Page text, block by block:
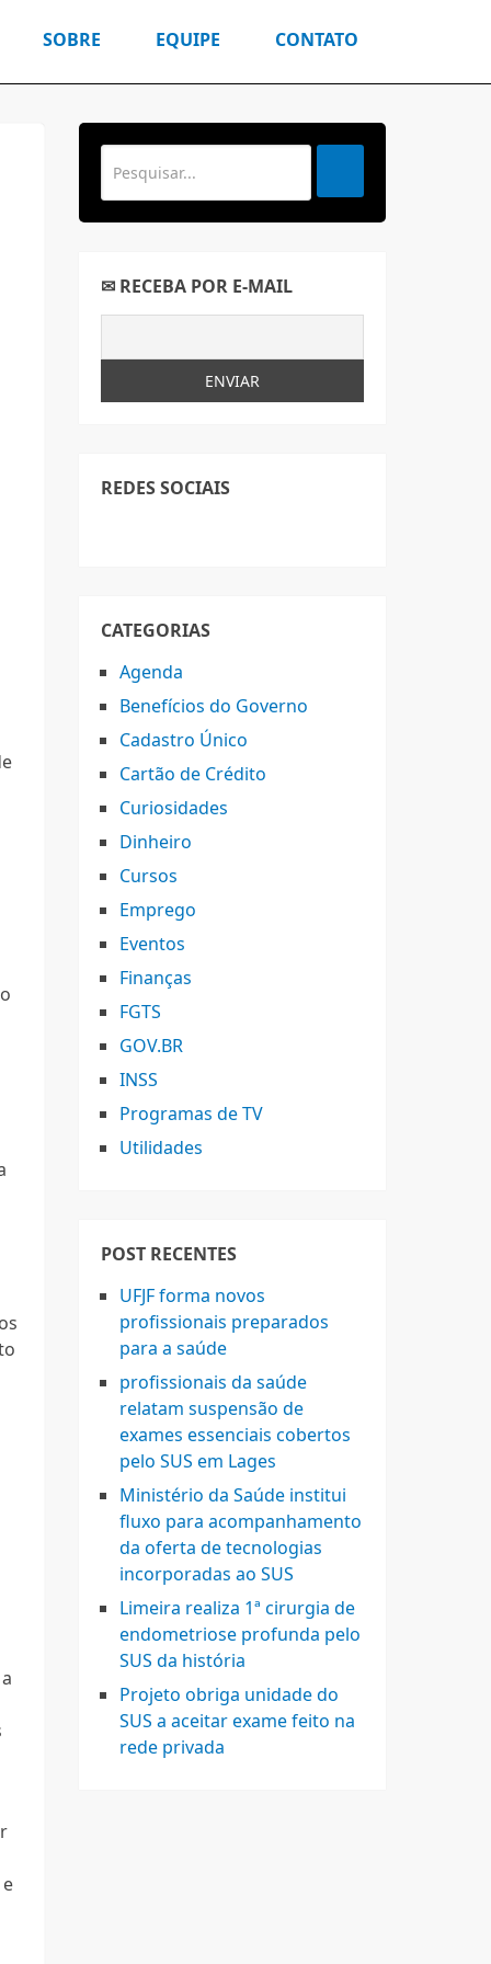
SOBRE EQUIPE CONTATO
✉ RECEBA POR E-MAIL
REDES SOCIAIS
CATEGORIAS
Agenda
Benefícios do Governo
Cadastro Único
Cartão de Crédito
Curiosidades
Dinheiro
Cursos
Emprego
Eventos
Finanças
FGTS
GOV.BR
INSS
Programas de TV
Utilidades
POST RECENTES
UFJF forma novos
profissionais preparados
para a saúde
profissionais da saúde
relatam suspensão de
exames essenciais cobertos
pelo SUS em Lages
Ministério da Saúde institui
fluxo para acompanhamento
da oferta de tecnologias
incorporadas ao SUS
Limeira realiza 1ª cirurgia de
endometriose profunda pelo
SUS da história
Projeto obriga unidade do
SUS a aceitar exame feito na
rede privada